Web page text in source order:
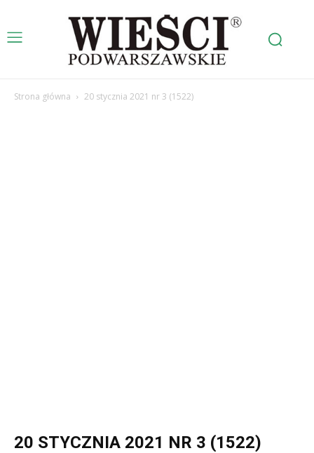
Strona główna 20 stycznia 2021 nr 3 (1522)
20 STYCZNIA 2021 NR 3 (1522)